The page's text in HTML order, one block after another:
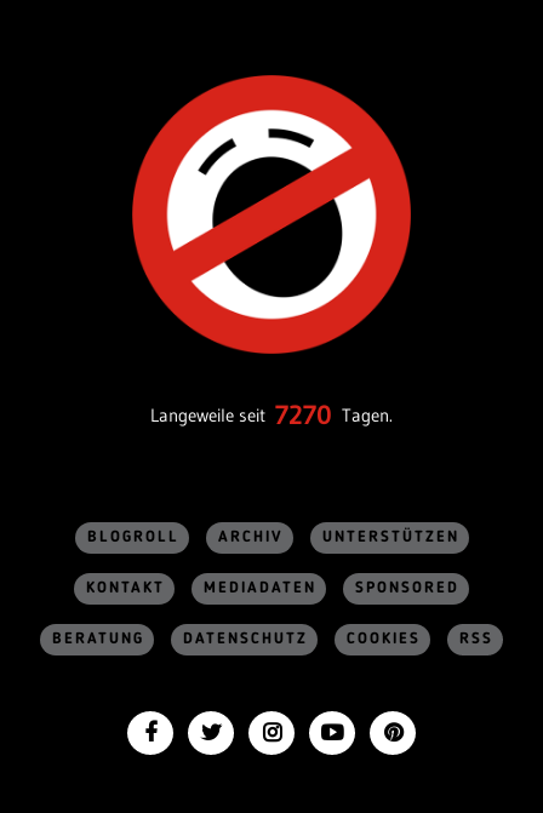
Langeweile seit 7270 Tagen.
BLOGROLL ARCHIV UNTERSTÜTZEN
KONTAKT MEDIADATEN SPONSORED
BERATUNG DATENSCHUTZ COOKIES RSS